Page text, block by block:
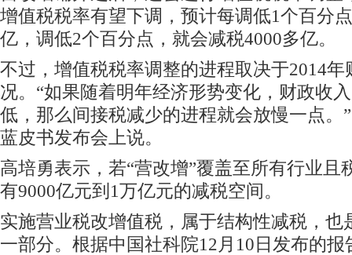
增值税税率有望下调，预计每调低1个百分
亿，调低2个百分点，就会减税4000多亿。
不过，增值税税率调整的进程取决于2014年
况。“如果随着明年经济形势变化，财政收
低，那么间接税减少的进程就会放慢一点。
蓝皮书发布会上说。
高培勇表示，若“营改增”覆盖至所有行业且
有9000亿元到1万亿元的减税空间。
实施营业税改增值税，属于结构性减税，也
一部分。根据中国社科院12月10日发布的报